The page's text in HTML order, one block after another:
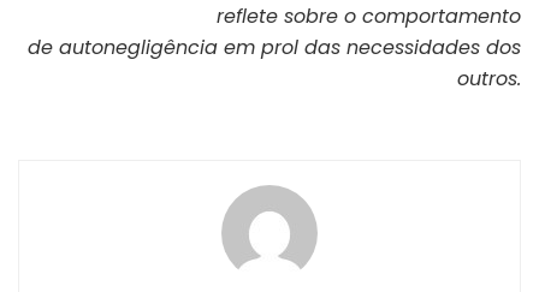
reflete sobre o comportamento
de autonegligência em prol das necessidades dos
outros.